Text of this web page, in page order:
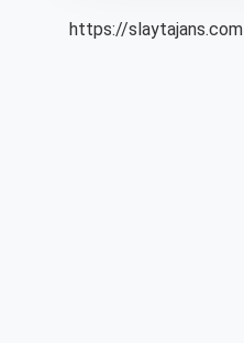
https://slaytajans.com